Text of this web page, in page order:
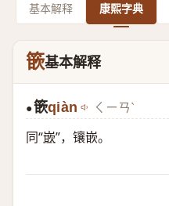
基本解释 康熙字典
篏基本解释
●篏qiàn ㄑㄧㄢˋ
同“嵌”，镶嵌。